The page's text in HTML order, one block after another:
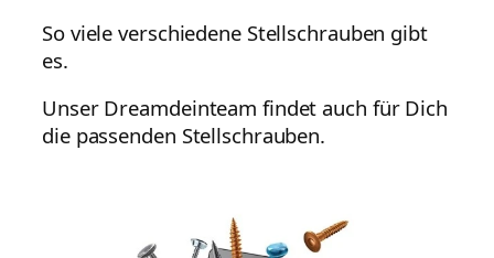
So viele verschiedene Stellschrauben gibt
es.
Unser Dreamdeinteam findet auch für Dich
die passenden Stellschrauben.